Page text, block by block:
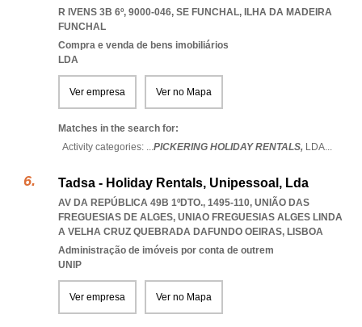
R IVENS 3B 6º, 9000-046, SE FUNCHAL, ILHA DA MADEIRA
FUNCHAL
Compra e venda de bens imobiliários
LDA
Ver empresa Ver no Mapa
Matches in the search for:
Activity categories: ...PICKERING HOLIDAY RENTALS, LDA...
Tadsa - Holiday Rentals, Unipessoal, Lda
AV DA REPÚBLICA 49B 1ºDTO., 1495-110, UNIÃO DAS
FREGUESIAS DE ALGES, UNIAO FREGUESIAS ALGES LINDA
A VELHA CRUZ QUEBRADA DAFUNDO OEIRAS, LISBOA
Administração de imóveis por conta de outrem
UNIP
Ver empresa Ver no Mapa